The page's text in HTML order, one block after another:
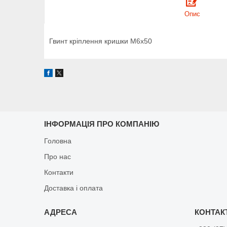
Опис
Гвинт кріплення кришки М6х50
ІНФОРМАЦІЯ ПРО КОМПАНІЮ
Головна
Про нас
Контакти
Доставка і оплата